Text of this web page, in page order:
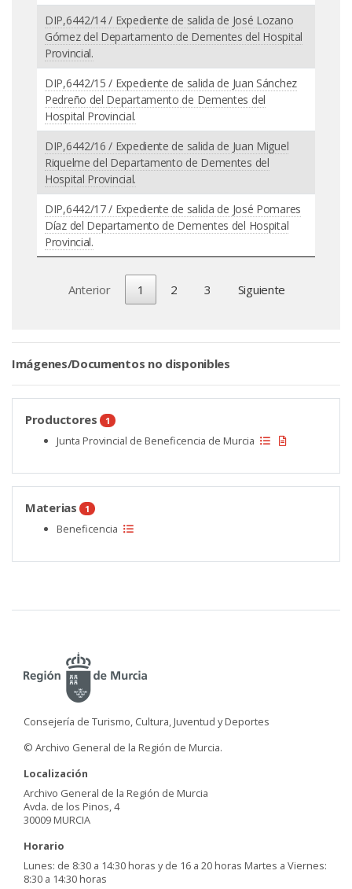
DIP,6442/14 / Expediente de salida de José Lozano
Gómez del Departamento de Dementes del Hospital
Provincial.
DIP,6442/15 / Expediente de salida de Juan Sánchez
Pedreño del Departamento de Dementes del
Hospital Provincial.
DIP,6442/16 / Expediente de salida de Juan Miguel
Riquelme del Departamento de Dementes del
Hospital Provincial.
DIP,6442/17 / Expediente de salida de José Pomares
Díaz del Departamento de Dementes del Hospital
Provincial.
Anterior 1 2 3 Siguiente
Imágenes/Documentos no disponibles
Productores 1
Junta Provincial de Beneficencia de Murcia
Materias 1
Beneficencia
Consejería de Turismo, Cultura, Juventud y Deportes
© Archivo General de la Región de Murcia.
Localización
Archivo General de la Región de Murcia
Avda. de los Pinos, 4
30009 MURCIA
Horario
Lunes: de 8:30 a 14:30 horas y de 16 a 20 horas Martes a Viernes:
8:30 a 14:30 horas